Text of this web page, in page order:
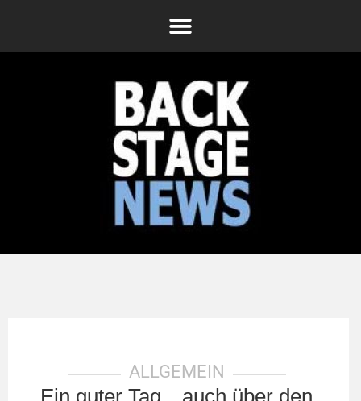
ALLGEMEIN
Ein guter Tag…auch über den